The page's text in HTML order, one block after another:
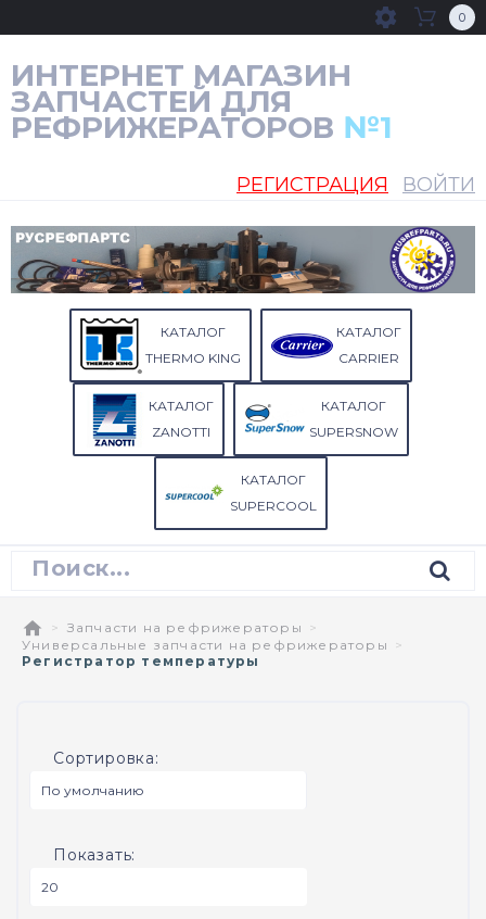
ИНТЕРНЕТ МАГАЗИН
ЗАПЧАСТЕЙ ДЛЯ
РЕФРИЖЕРАТОРОВ №1
0
РЕГИСТРАЦИЯ ВОЙТИ
КАТАЛОГ
THERMO KING
КАТАЛОГ
CARRIER
КАТАЛОГ
ZANOTTI
КАТАЛОГ
SUPERSNOW
КАТАЛОГ
SUPERCOOL
Запчасти на рефрижераторы
Универсальные запчасти на рефрижераторы
Регистратор температуры
Сортировка:
Показать: